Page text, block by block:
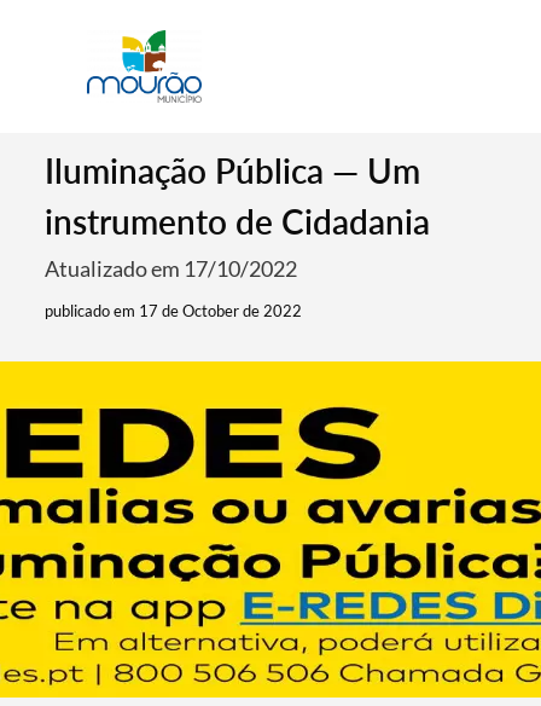
Iluminação Pública — Um
instrumento de Cidadania
Atualizado em 17/10/2022
publicado em 17 de October de 2022